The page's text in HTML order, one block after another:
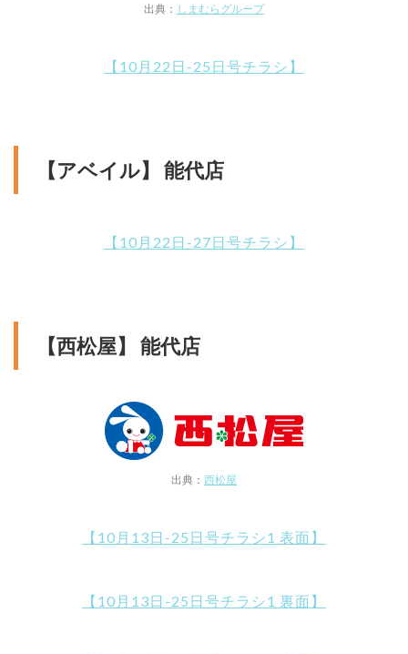
出典： しまむらグループ
【10月22日-25日号チラシ】
【アベイル】 能代店
【10月22日-27日号チラシ】
【西松屋】 能代店
出典： 西松屋
【10月13日-25日号チラシ1 表面】
【10月13日-25日号チラシ1 裏面】